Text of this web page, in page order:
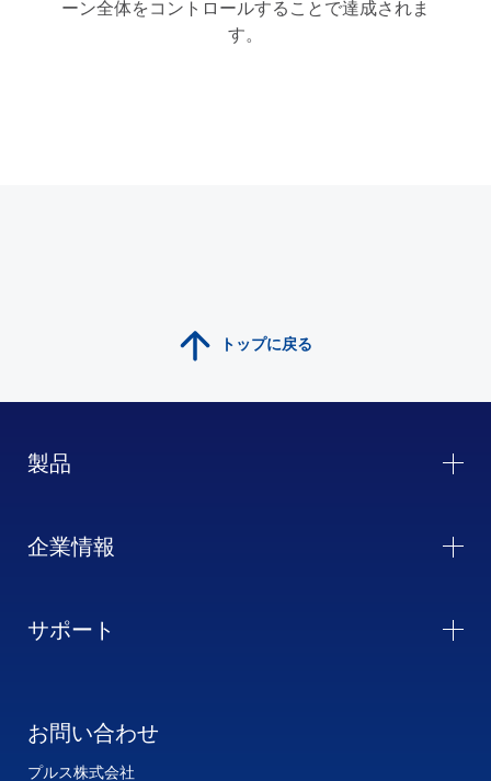
ーン全体をコントロールすることで達成されま
す。
トップに戻る
製品
企業情報
サポート
お問い合わせ
プルス株式会社